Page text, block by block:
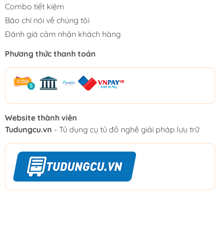
Combo tiết kiệm
Báo chí nói về chúng tôi
Đánh giá cảm nhận khách hàng
Phương thức thanh toán
Website thành viên
Tudungcu.vn - Tủ dụng cụ tủ đồ nghề giải pháp lưu trữ